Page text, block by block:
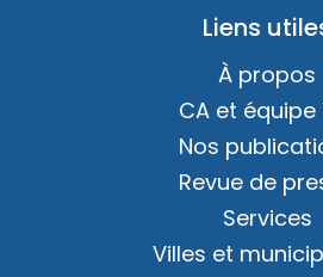
Liens
À propos
CA et équipe
Nos
Revue de
Services
Villes et